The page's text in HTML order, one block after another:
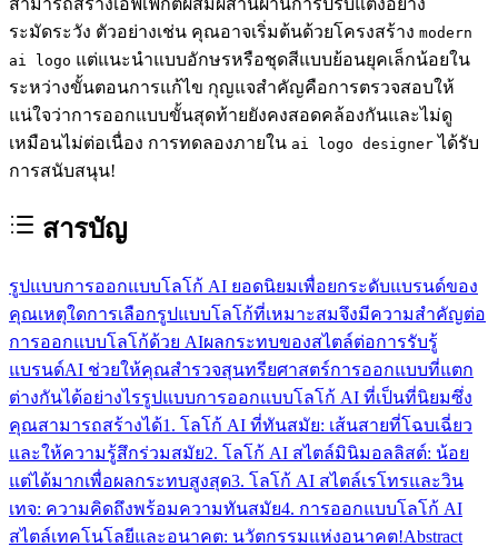
สามารถสร้างเอฟเฟกต์ผสมผสานผ่านการปรับแต่งอย่าง
ระมัดระวัง ตัวอย่างเช่น คุณอาจเริ่มต้นด้วยโครงสร้าง modern
ai logo แต่แนะนำแบบอักษรหรือชุดสีแบบย้อนยุคเล็กน้อยใน
ระหว่างขั้นตอนการแก้ไข กุญแจสำคัญคือการตรวจสอบให้
แน่ใจว่าการออกแบบขั้นสุดท้ายยังคงสอดคล้องกันและไม่ดู
เหมือนไม่ต่อเนื่อง การทดลองภายใน ai logo designer ได้รับ
การสนับสนุน!
สารบัญ
รูปแบบการออกแบบโลโก้ AI ยอดนิยมเพื่อยกระดับแบรนด์ของ
คุณเหตุใดการเลือกรูปแบบโลโก้ที่เหมาะสมจึงมีความสำคัญต่อ
การออกแบบโลโก้ด้วย AIผลกระทบของสไตล์ต่อการรับรู้
แบรนด์AI ช่วยให้คุณสำรวจสุนทรียศาสตร์การออกแบบที่แตก
ต่างกันได้อย่างไรรูปแบบการออกแบบโลโก้ AI ที่เป็นที่นิยมซึ่ง
คุณสามารถสร้างได้1. โลโก้ AI ที่ทันสมัย: เส้นสายที่โฉบเฉี่ยว
และให้ความรู้สึกร่วมสมัย2. โลโก้ AI สไตล์มินิมอลลิสต์: น้อย
แต่ได้มากเพื่อผลกระทบสูงสุด3. โลโก้ AI สไตล์เรโทรและวิน
เทจ: ความคิดถึงพร้อมความทันสมัย4. การออกแบบโลโก้ AI
สไตล์เทคโนโลยีและอนาคต: นวัตกรรมแห่งอนาคต!Abstract